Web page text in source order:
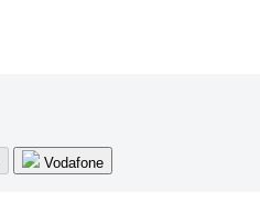
Vodafone